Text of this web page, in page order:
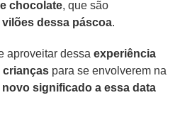
chocolate, que são
vilões dessa páscoa.
aproveitar dessa experiência
crianças para se envolverem na
novo significado a essa data